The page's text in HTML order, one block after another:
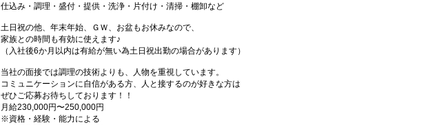
仕込み・調理・盛付・提供・洗浄・片付け・清掃・棚卸など
土日祝の他、年末年始、ＧＷ、お盆もお休みなので、
家族との時間も有効に使えます♪
（入社後6か月以内は有給が無い為土日祝出勤の場合があります）
当社の面接では調理の技術よりも、人物を重視しています。
コミュニケーションに自信がある方、人と接するのが好きな方は
ぜひご応募お待ちしております！！
月給230,000円〜250,000円
※資格・経験・能力による